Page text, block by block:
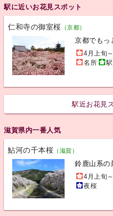
駅に近いお花見スポット
仁和寺の御室桜 （京都）
京都でもっ
4月上旬
名所
駅近お花見
滋賀県内一番人気
鮎河の千本桜 （滋賀）
鈴鹿山系の
4月上旬
夜桜